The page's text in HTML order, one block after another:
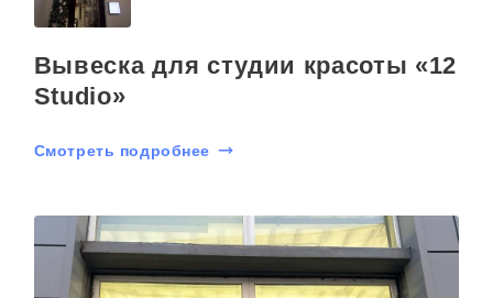
Вывеска для студии красоты «12
Studio»
Смотреть подробнее